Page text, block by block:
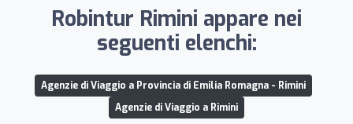
Robintur Rimini appare nei
seguenti elenchi:
Agenzie di Viaggio a Provincia di Emilia Romagna - Rimini
Agenzie di Viaggio a Rimini